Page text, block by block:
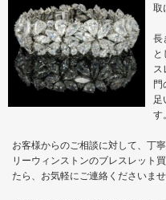
取
長
と
ス
門
足
す
お客様からのご相談に対して、丁
リーウィンストンのブレスレット
たら、お気軽にご連絡くださいませ